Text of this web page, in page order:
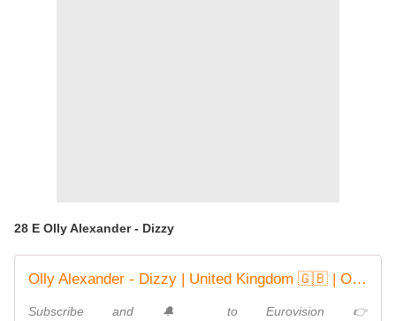
28 E Olly Alexander - Dizzy
Olly Alexander - Dizzy | United Kingdom 🇬🇧 | Official Music Video | Eurovision 2024
Subscribe and 🔔 to Eurovision 👉